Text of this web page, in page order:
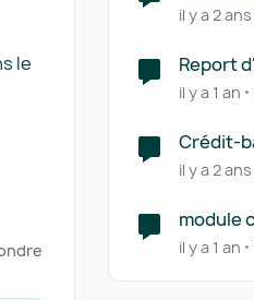
le
il y a 2 ans
Report
il y a 1 an
Crédit-
il y a 2 ans
module
?il y a 1 an